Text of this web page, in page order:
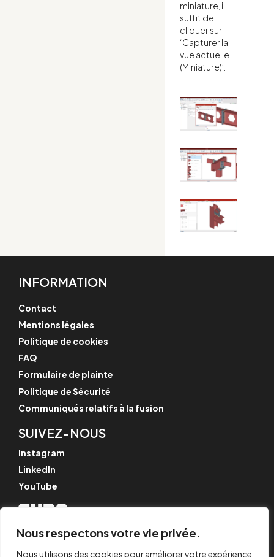
Nous respectons votre vie privée.
Nous utilisons des cookies pour améliorer votre expérience
miniature, il
suffit de
cliquer sur
‘Capturer la
vue actuelle
(Miniature)’.
INFORMATION
Contact
Mentions légales
Politique de cookies
FAQ
Formulaire de plainte
Politique de Sécurité
Communiqués relatifs à la fusion
SUIVEZ-NOUS
Instagram
LinkedIn
YouTube
© CYPE Ingenieros, S.A.
Av. de Loring, 4